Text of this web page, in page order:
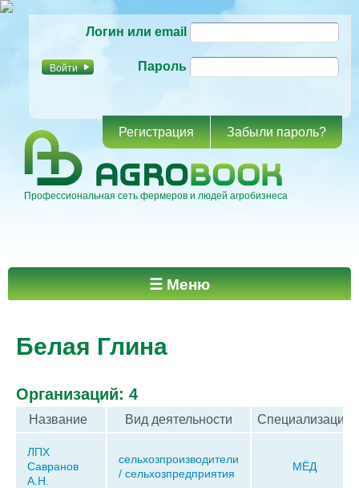
основному
Логин или email
Пароль
Регистрация Забыли пароль?
Профессиональная сеть фермеров и людей агробизнеса
Главное меню ☰ Меню
Белая Глина
Организаций: 4
Название Вид деятельности Специализация
ЛПХ
Савранов
А.Н.
сельхозпроизводители
/ сельхозпредприятия
МЁД